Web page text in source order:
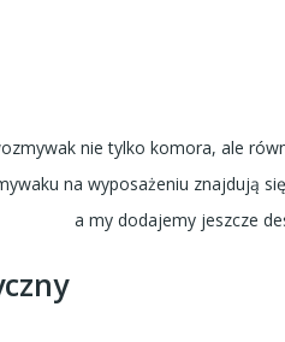
nie tylko komora, ale
na wyposażeniu znajdują
a my dodajemy jeszcze